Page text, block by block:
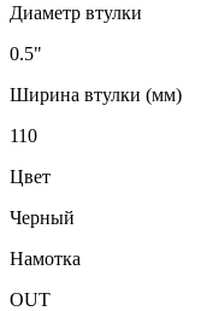
Диаметр втулки
0.5"
Ширина втулки (мм)
110
Цвет
Черный
Намотка
OUT